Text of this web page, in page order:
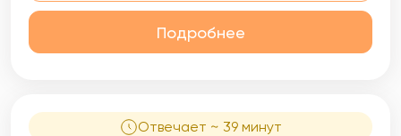
Подробнее
Отвечает ~ 39 минут